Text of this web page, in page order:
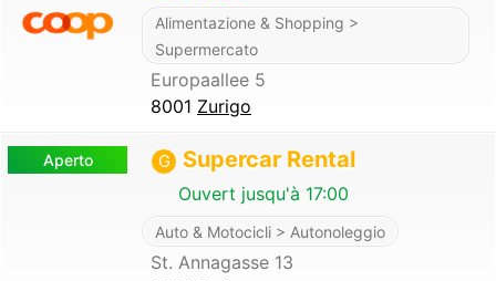
Alimentazione & Shopping >
Supermercato
Europaallee 5
8001 Zurigo
Aperto G Supercar Rental
Ouvert jusqu'à 17:00
Auto & Motocicli > Autonoleggio
St. Annagasse 13